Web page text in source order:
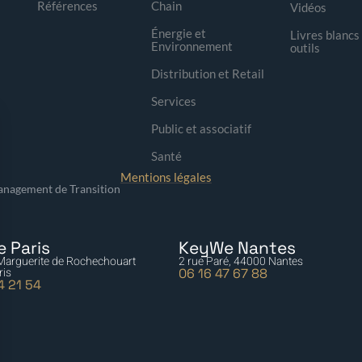
Références
Chain
Énergie et
Environnement
Distribution et Retail
Services
Public et associatif
Santé
Vidéos
Livres
outils
de Transition
Mentions légales
Paris
de Rochechouart
21 54
KeyWe Nantes
2 rue Paré, 44000 Nantes
06 16 47 67 88